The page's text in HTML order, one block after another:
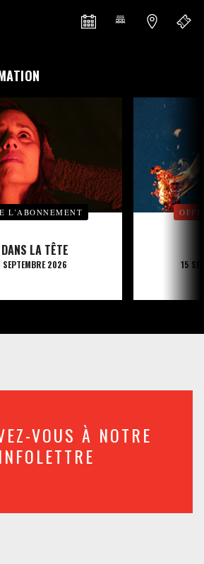
L’ABONNEMENT
LA TÊTE
2026 15
VOUS À NOTRE
INFOLETTRE